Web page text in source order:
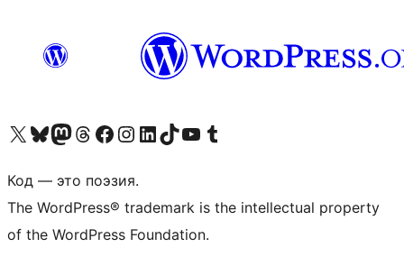
Посетите нас в X (ранее Twitter)
Посетите нашу учётную запись в Bluesky
Посетите нашу ленту в Mastodon
Посетите нашу учётную запись в Threads
Посетите нашу страницу на Facebook
Посетите наш Instagram
Посетите нашу страницу в LinkedIn
Посетите нашу учётную запись в TikTok
Посетите наш канал YouTube
Посетите нашу учётную запись в Tumblr
Код — это поэзия.
The WordPress® trademark is the intellectual property
of the WordPress Foundation.